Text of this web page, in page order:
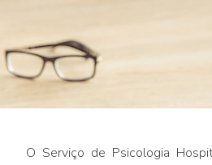
O Serviço de Psicologia